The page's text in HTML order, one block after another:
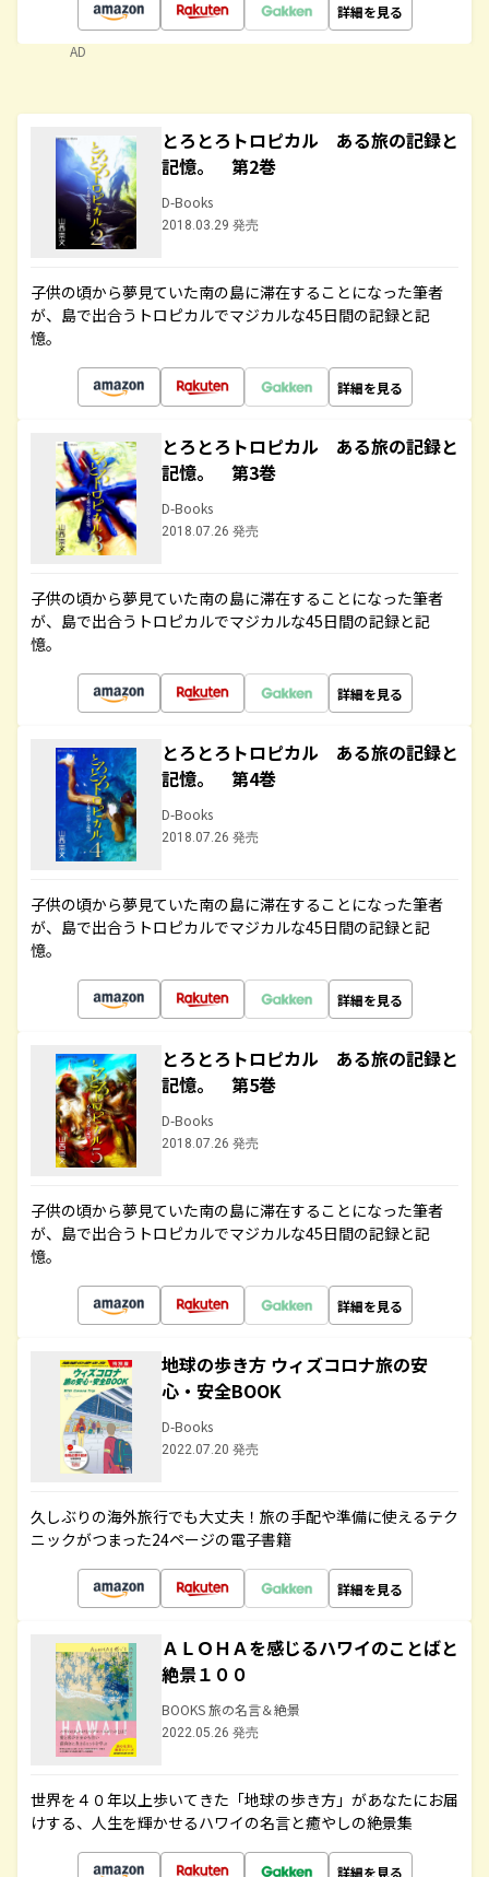
詳細を見る
AD
とろとろトロピカル ある旅の記録と
記憶。 第2巻
D-Books
2018.03.29 発売
子供の頃から夢見ていた南の島に滞在することになった筆者
が、島で出合うトロピカルでマジカルな45日間の記録と記
憶。
詳細を見る
とろとろトロピカル ある旅の記録と
記憶。 第3巻
D-Books
2018.07.26 発売
子供の頃から夢見ていた南の島に滞在することになった筆者
が、島で出合うトロピカルでマジカルな45日間の記録と記
憶。
詳細を見る
とろとろトロピカル ある旅の記録と
記憶。 第4巻
D-Books
2018.07.26 発売
子供の頃から夢見ていた南の島に滞在することになった筆者
が、島で出合うトロピカルでマジカルな45日間の記録と記
憶。
詳細を見る
とろとろトロピカル ある旅の記録と
記憶。 第5巻
D-Books
2018.07.26 発売
子供の頃から夢見ていた南の島に滞在することになった筆者
が、島で出合うトロピカルでマジカルな45日間の記録と記
憶。
詳細を見る
地球の歩き方 ウィズコロナ旅の安
心・安全BOOK
D-Books
2022.07.20 発売
久しぶりの海外旅行でも大丈夫！旅の手配や準備に使えるテク
ニックがつまった24ページの電子書籍
詳細を見る
ＡＬＯＨＡを感じるハワイのことばと
絶景１００
BOOKS 旅の名言＆絶景
2022.05.26 発売
世界を４０年以上歩いてきた「地球の歩き方」があなたにお届
けする、人生を輝かせるハワイの名言と癒やしの絶景集
詳細を見る